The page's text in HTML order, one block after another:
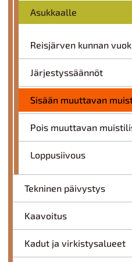
Asukkaalle
Reisjärven kunnan
Järjestyssäännöt
Sisään muuttavan
Pois muuttavan
Loppusiivous
Tekninen päivystys
Kaavoitus
Kadut ja virkistysalueet